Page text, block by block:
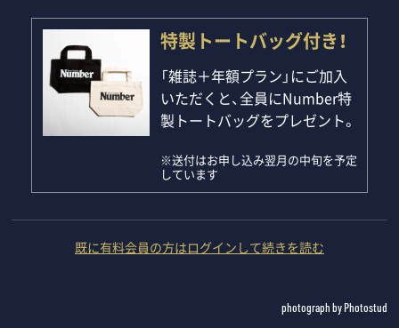
特製トートバッグ付き！
「雑誌＋年額プラン」にご加入
いただくと、全員にNumber特
製トートバッグをプレゼント。
※送付はお申し込み翌月の中旬を予定
しています
既に有料会員の方はログインして続きを読む
photograph by Photostud